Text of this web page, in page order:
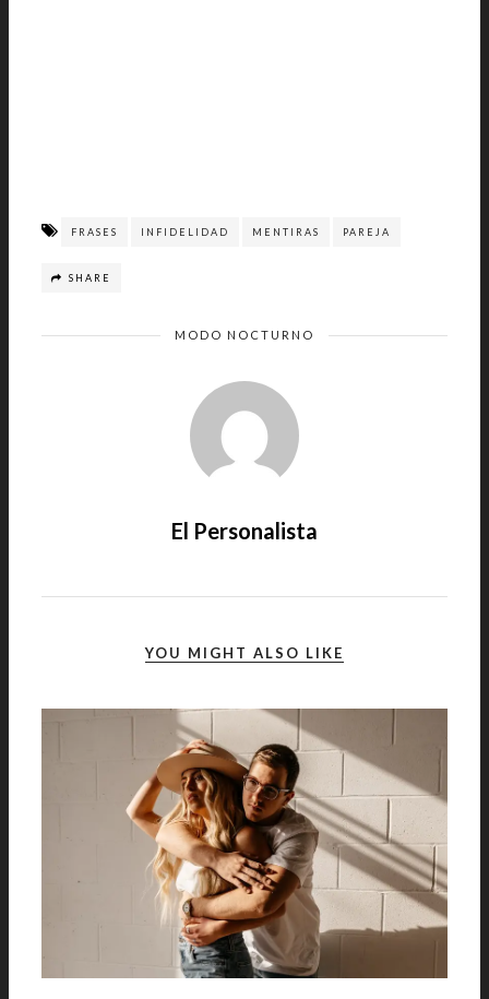
FRASES INFIDELIDAD MENTIRAS PAREJA
SHARE
MODO NOCTURNO
El Personalista
YOU MIGHT ALSO LIKE